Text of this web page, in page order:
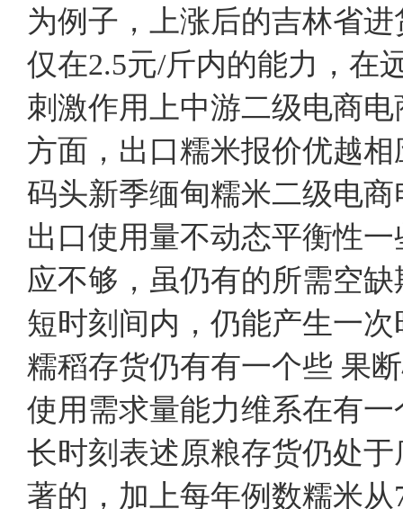
为例子，上涨后的吉林省
仅在2.5元/斤内的能力，在
刺激作用上中游二级电商
方面，出口糯米报价优越
码头新季缅甸糯米二级电
出口使用量不动态平衡性
应不够，虽仍有的所需空
短时刻间内，仍能产生一
糯稻存货仍有有一个些 果
使用需求量能力维系在有
长时刻表述原粮存货仍处
著的，加上每年例数糯米